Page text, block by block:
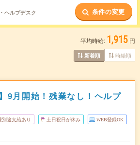
職種未経験OKなどのこだ
す。職種辞典： テクニカルサポート・ヘルプデスク
ヘルプデスク 条件の変更
平均時給: 1,915 円
新着順 時給順
9月開始！残業なし！ヘルプ
別途支給あり 土日祝日が休み WEB登録OK